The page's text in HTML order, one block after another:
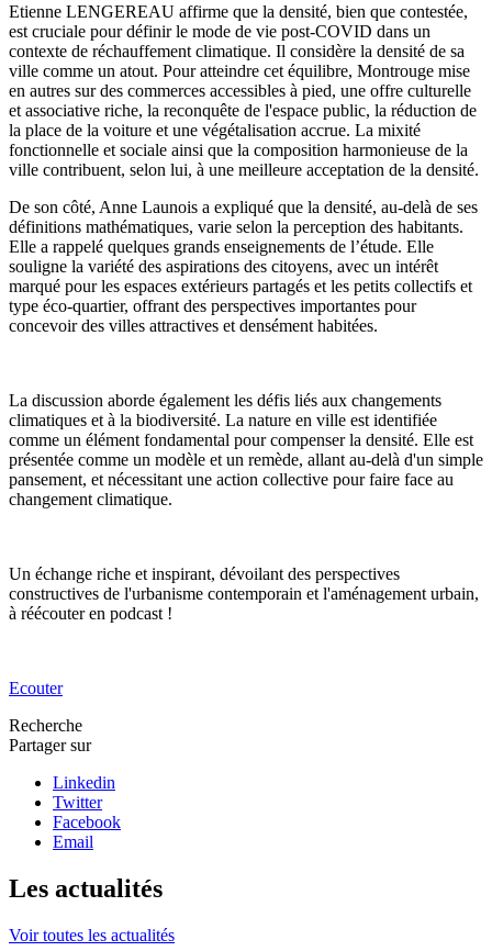
Etienne LENGEREAU affirme que la densité, bien que contestée,
est cruciale pour définir le mode de vie post-COVID dans un
contexte de réchauffement climatique. Il considère la densité de sa
ville comme un atout. Pour atteindre cet équilibre, Montrouge mise
en autres sur des commerces accessibles à pied, une offre culturelle
et associative riche, la reconquête de l'espace public, la réduction de
la place de la voiture et une végétalisation accrue. La mixité
fonctionnelle et sociale ainsi que la composition harmonieuse de la
ville contribuent, selon lui, à une meilleure acceptation de la densité.
De son côté, Anne Launois a expliqué que la densité, au-delà de ses
définitions mathématiques, varie selon la perception des habitants.
Elle a rappelé quelques grands enseignements de l’étude. Elle
souligne la variété des aspirations des citoyens, avec un intérêt
marqué pour les espaces extérieurs partagés et les petits collectifs et
type éco-quartier, offrant des perspectives importantes pour
concevoir des villes attractives et densément habitées.
La discussion aborde également les défis liés aux changements
climatiques et à la biodiversité. La nature en ville est identifiée
comme un élément fondamental pour compenser la densité. Elle est
présentée comme un modèle et un remède, allant au-delà d'un simple
pansement, et nécessitant une action collective pour faire face au
changement climatique.
Un échange riche et inspirant, dévoilant des perspectives
constructives de l'urbanisme contemporain et l'aménagement urbain,
à réécouter en podcast !
Ecouter
Recherche
Partager sur
Linkedin
Twitter
Facebook
Email
Les actualités
Voir toutes les actualités